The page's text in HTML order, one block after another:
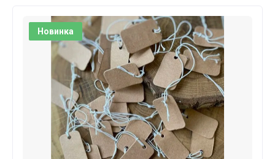
Новинка